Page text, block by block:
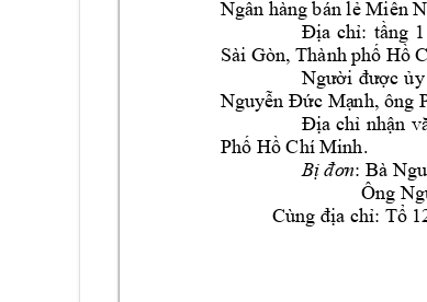
Ngân hàng bán lẻ Miền
Địa chỉ: tầng 1
Sài Gòn, Thành phố Hồ
Người được ủy
Nguyễn Đức Mạnh, ông
Địa chỉ nhận
Phố Hồ Chí Minh.
Bị đơn: Bà Ngu
Ông
Cùng địa chỉ: Tổ